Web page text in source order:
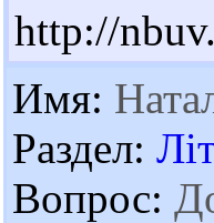
http://
Имя:
Раздел:
Вопрос: